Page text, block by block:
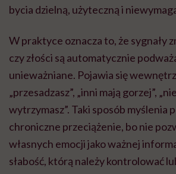
bycia dzielną, użyteczną i
W praktyce oznacza to, że sygnały
czy złości są automatycznie
unieważniane. Pojawia się
„przesadzasz”, „inni mają gorzej”,
wytrzymasz”. Taki sposób myślenia
chroniczne przeciążenie, bo nie
własnych emocji jako ważnej
słabość, którą należy kontrolować